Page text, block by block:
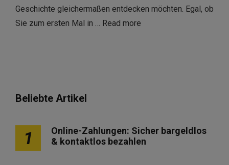
Geschichte gleichermaßen entdecken möchten. Egal, ob
Sie zum ersten Mal in … Read more
Beliebte Artikel
1
Online-Zahlungen: Sicher bargeldlos
& kontaktlos bezahlen